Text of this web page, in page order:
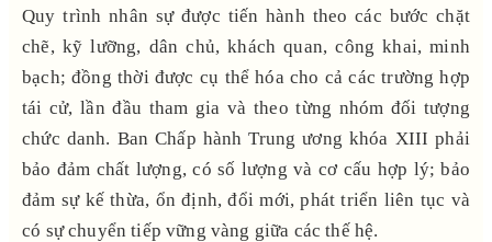
Quy trình nhân sự được tiến hành theo các bước chặt
chẽ, kỹ lưỡng, dân chủ, khách quan, công khai, minh
bạch; đồng thời được cụ thể hóa cho cả các trường hợp
tái cử, lần đầu tham gia và theo từng nhóm đối tượng
chức danh. Ban Chấp hành Trung ương khóa XIII phải
bảo đảm chất lượng, có số lượng và cơ cấu hợp lý; bảo
đảm sự kế thừa, ổn định, đổi mới, phát triển liên tục và
có sự chuyển tiếp vững vàng giữa các thế hệ.